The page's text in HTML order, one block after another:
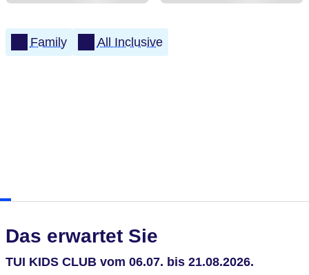
Family All Inclusive
Das erwartet Sie
TUI KIDS CLUB vom 06.07. bis 21.08.2026.